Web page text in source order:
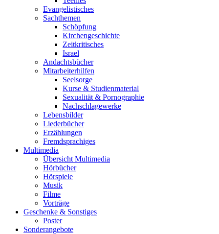
Evangelistisches
Sachthemen
Schöpfung
Kirchengeschichte
Zeitkritisches
Israel
Andachtsbücher
Mitarbeiterhilfen
Seelsorge
Kurse & Studienmaterial
Sexualität & Pornographie
Nachschlagewerke
Lebensbilder
Liederbücher
Erzählungen
Fremdsprachiges
Multimedia
Übersicht Multimedia
Hörbücher
Hörspiele
Musik
Filme
Vorträge
Geschenke & Sonstiges
Poster
Sonderangebote